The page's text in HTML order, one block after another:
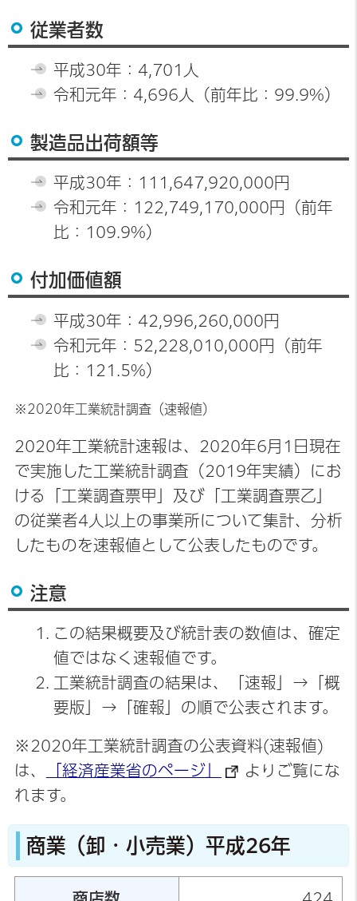
従業者数
平成30年：4,701人
令和元年：4,696人（前年比：99.9%）
製造品出荷額等
平成30年：111,647,920,000円
令和元年：122,749,170,000円（前年
比：109.9%）
付加価値額
平成30年：42,996,260,000円
令和元年：52,228,010,000円（前年
比：121.5%）
※2020年工業統計調査（速報値）
2020年工業統計速報は、2020年6月1日現在
で実施した工業統計調査（2019年実績）にお
ける「工業調査票甲」及び「工業調査票乙」
の従業者4人以上の事業所について集計、分析
したものを速報値として公表したものです。
注意
この結果概要及び統計表の数値は、確定
値ではなく速報値です。
工業統計調査の結果は、「速報」→「概
要版」→「確報」の順で公表されます。
※2020年工業統計調査の公表資料(速報値)
は、
「経済産業省のページ」
よりご覧にな
れます。
商業（卸・小売業）平成26年